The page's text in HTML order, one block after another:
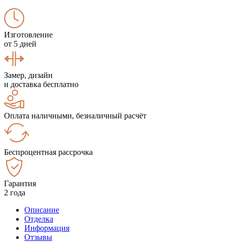
Изготовление
от 5 дней
Замер, дизайн
и доставка бесплатно
Оплата наличными, безналичный расчёт
Беспроцентная рассрочка
Гарантия
2 года
Описание
Отделка
Информация
Отзывы